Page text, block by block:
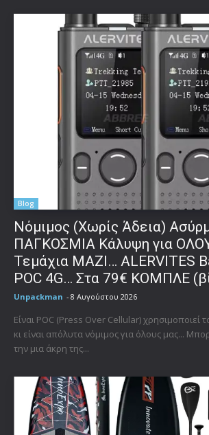
Blog
Νόμιμος (Χωρίς Άδεια)
ΠΑΓΚΟΣΜΙΑ Κάλυψη για
Τεμάχια ΜΑΖΙ… ALERVITES
POC 4G… Στα 79€ ΚΟΜΠΛΕ
Unpackman - 8 Αυγούστου 2026
Είναι POC (Press Over Cellular) χρησιμοποιεί
κι είναι απόλυτα νόμιμος για όλους μας...
την μια άκρη της...